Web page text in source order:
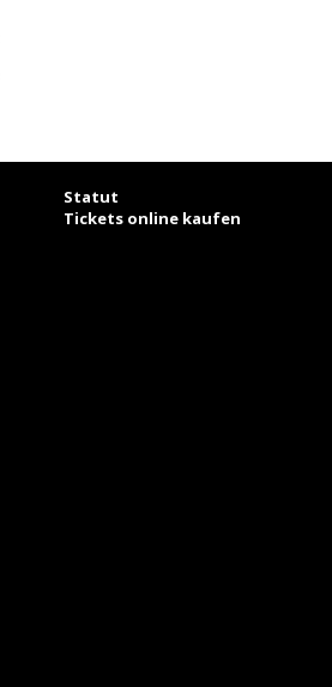
Statut
Tickets online kaufen